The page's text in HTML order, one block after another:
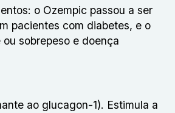
o Ozempic passou a ser
pacientes com diabetes, e o
sobrepeso e doença
ao glucagon-1). Estimula a